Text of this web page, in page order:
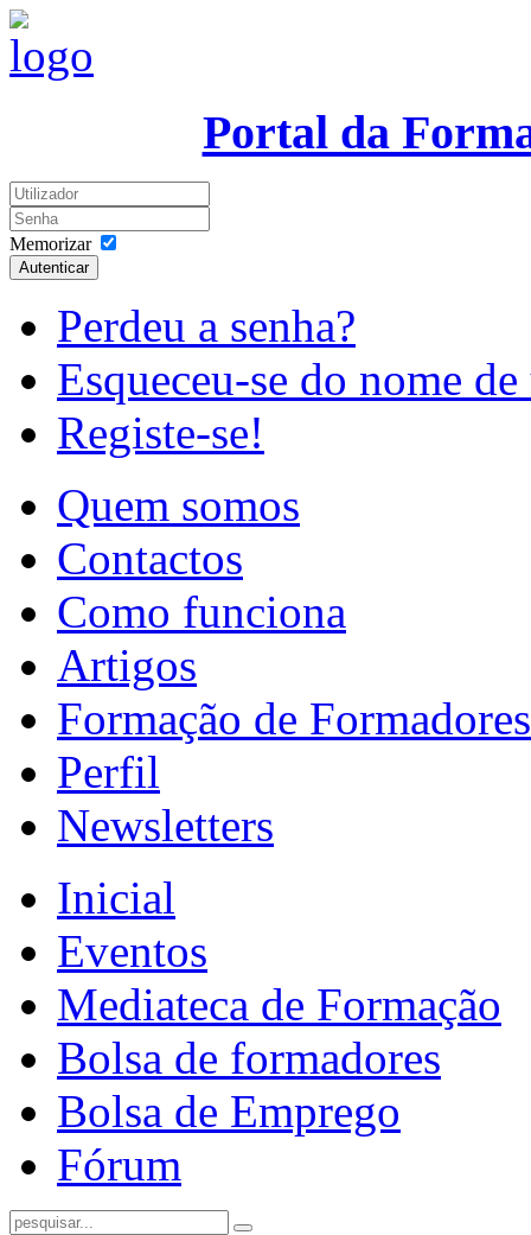
Portal da
Memorizar
Autenticar
Perdeu a senha?
Esqueceu-se do nome
Registe-se!
Quem somos
Contactos
Como funciona
Artigos
Formação de Formadores
Perfil
Newsletters
Inicial
Eventos
Mediateca de Formação
Bolsa de formadores
Bolsa de Emprego
Fórum